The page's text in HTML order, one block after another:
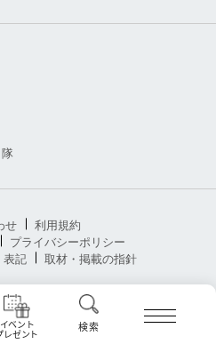
イベント
レゼント
検索
せ
利用規約
プライバシーポリシー
表記
取材・掲載の指針